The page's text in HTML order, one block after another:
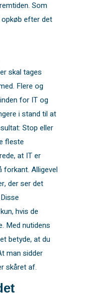
Som
efter det
skal tages
Flere og
for IT og
i stand til at
Stop eller
fleste
at IT er
Alligevel
der ser det
hvis de
Med nutidens
betyde, at du
man sidder
skåret af.